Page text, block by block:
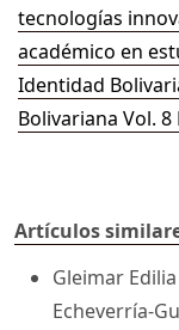
tecnologías
académico en
Identidad
Bolivariana Vol. 8
Artículos
Gleimar
Echeverría-